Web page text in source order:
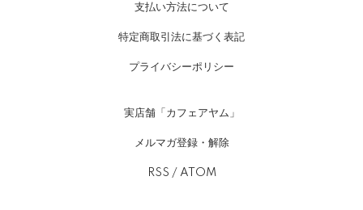
支払い方法について
特定商取引法に基づく表記
プライバシーポリシー
実店舗「カフェアヤム」
メルマガ登録・解除
RSS / ATOM